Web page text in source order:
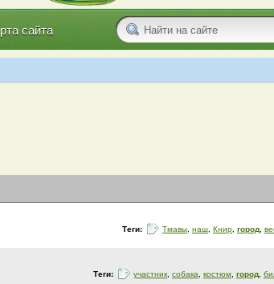
сайта
Теги: Тмавы, наш, Книр, город,
Теги: участник, собака, костюм, город,